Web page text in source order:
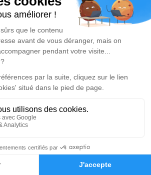
Hommages
Cet endroit est un lieu
à honorer la mémoire d’Alain
d’arbre hommage est
Je rends hommage
du Sud Loire de Château-Thébaud